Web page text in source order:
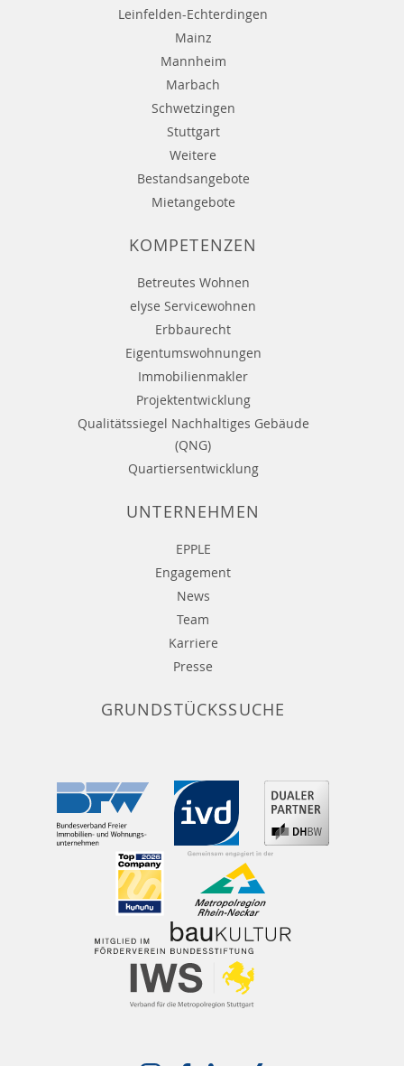
Leinfelden-Echterdingen
Mainz
Mannheim
Marbach
Schwetzingen
Stuttgart
Weitere
Bestandsangebote
Mietangebote
KOMPETENZEN
Betreutes Wohnen
elyse Servicewohnen
Erbbaurecht
Eigentumswohnungen
Immobilienmakler
Projektentwicklung
Qualitätssiegel Nachhaltiges Gebäude
(QNG)
Quartiersentwicklung
UNTERNEHMEN
EPPLE
Engagement
News
Team
Karriere
Presse
GRUNDSTÜCKSSUCHE